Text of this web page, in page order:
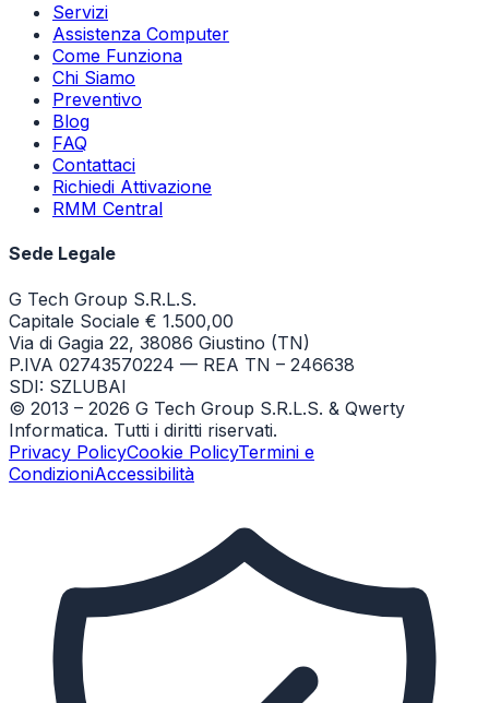
Servizi
Assistenza Computer
Come Funziona
Chi Siamo
Preventivo
Blog
FAQ
Contattaci
Richiedi Attivazione
RMM Central
Sede Legale
G Tech Group S.R.L.S.
Capitale Sociale € 1.500,00
Via di Gagia 22, 38086 Giustino (TN)
P.IVA 02743570224 — REA TN – 246638
SDI: SZLUBAI
© 2013 – 2026 G Tech Group S.R.L.S. & Qwerty
Informatica. Tutti i diritti riservati.
Privacy PolicyCookie PolicyTermini e
CondizioniAccessibilità